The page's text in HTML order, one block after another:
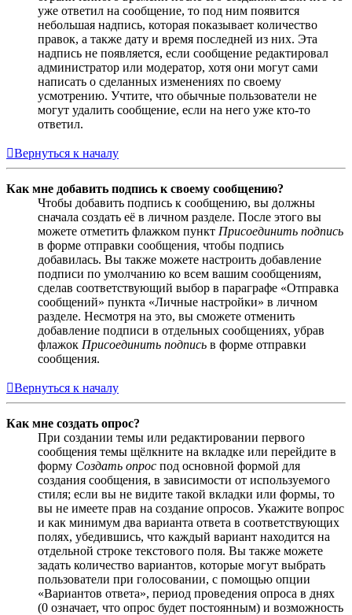
уже ответил на сообщение, то под ним появится
небольшая надпись, которая показывает количество
правок, а также дату и время последней из них. Эта
надпись не появляется, если сообщение редактировал
администратор или модератор, хотя они могут сами
написать о сделанных изменениях по своему
усмотрению. Учтите, что обычные пользователи не
могут удалить сообщение, если на него уже кто-то
ответил.
Вернуться к началу
Как мне добавить подпись к своему сообщению?
Чтобы добавить подпись к сообщению, вы должны
сначала создать её в личном разделе. После этого вы
можете отметить флажком пункт Присоединить подпись
в форме отправки сообщения, чтобы подпись
добавилась. Вы также можете настроить добавление
подписи по умолчанию ко всем вашим сообщениям,
сделав соответствующий выбор в параграфе «Отправка
сообщений» пункта «Личные настройки» в личном
разделе. Несмотря на это, вы сможете отменить
добавление подписи в отдельных сообщениях, убрав
флажок Присоединить подпись в форме отправки
сообщения.
Вернуться к началу
Как мне создать опрос?
При создании темы или редактировании первого
сообщения темы щёлкните на вкладке или перейдите в
форму Создать опрос под основной формой для
создания сообщения, в зависимости от используемого
стиля; если вы не видите такой вкладки или формы, то
вы не имеете прав на создание опросов. Укажите вопрос
и как минимум два варианта ответа в соответствующих
полях, убедившись, что каждый вариант находится на
отдельной строке текстового поля. Вы также можете
задать количество вариантов, которые могут выбрать
пользователи при голосовании, с помощью опции
«Вариантов ответа», период проведения опроса в днях
(0 означает, что опрос будет постоянным) и возможность